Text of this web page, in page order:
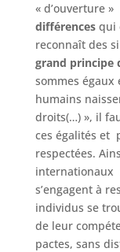
« d’ouverture
différences qui
reconnaît des
grand principe
sommes égaux
humains
droits(…) », il
ces égalités et
respectées.
internationaux
s’engagent à
individus se
de leur
pactes, sans